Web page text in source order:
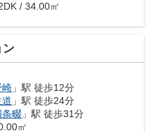
/ 34.00㎡
ン
崎 」駅 徒歩12分
道 」駅 徒歩24分
条畷 」駅 徒歩31分
㎡